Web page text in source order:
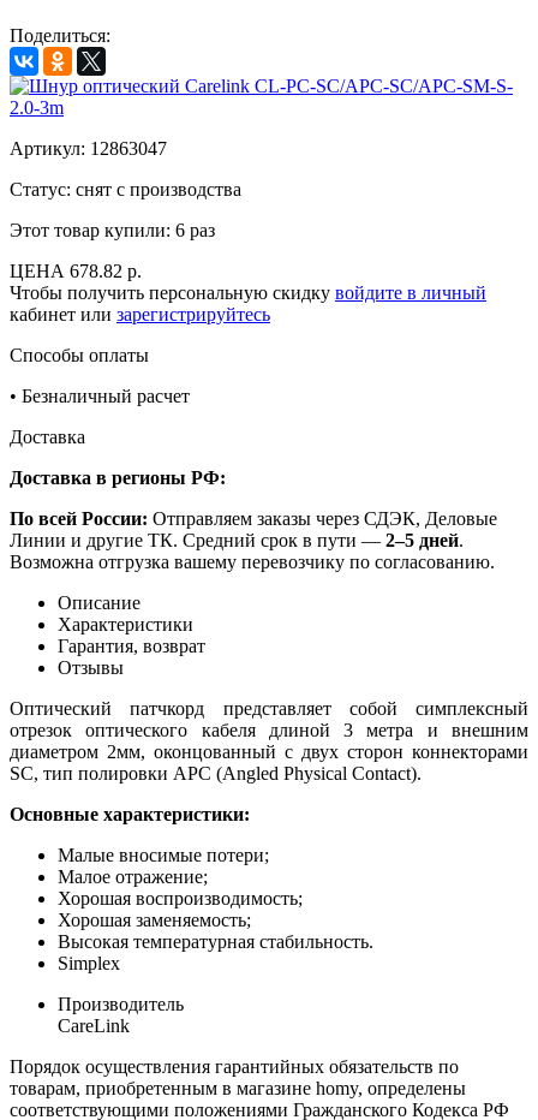
Поделиться:
Артикул: 12863047
Статус: снят с производства
Этот товар купили: 6 раз
ЦЕНА 678.82 р.
Чтобы получить персональную скидку войдите в личный
кабинет или зарегистрируйтесь
Способы оплаты
• Безналичный расчет
Доставка
Доставка в регионы РФ:
По всей России: Отправляем заказы через СДЭК, Деловые
Линии и другие ТК. Средний срок в пути — 2–5 дней.
Возможна отгрузка вашему перевозчику по согласованию.
Описание
Характеристики
Гарантия, возврат
Отзывы
Оптический патчкорд представляет собой симплексный
отрезок оптического кабеля длиной 3 метра и внешним
диаметром 2мм, оконцованный с двух сторон коннекторами
SC, тип полировки APC (Angled Physical Contact).
Основные характеристики:
Малые вносимые потери;
Малое отражение;
Хорошая воспроизводимость;
Хорошая заменяемость;
Высокая температурная стабильность.
Simplex
Производитель
CareLink
Порядок осуществления гарантийных обязательств по
товарам, приобретенным в магазине homy, определены
соответствующими положениями Гражданского Кодекса РФ